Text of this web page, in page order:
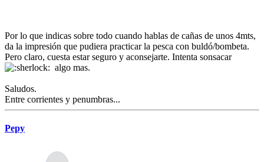
Por lo que indicas sobre todo cuando hablas de cañas de unos 4mts,
da la impresión que pudiera practicar la pesca con buldó/bombeta.
Pero claro, cuesta estar seguro y aconsejarte. Intenta sonsacar
algo mas.
Saludos.
Entre corrientes y penumbras...
Pepy